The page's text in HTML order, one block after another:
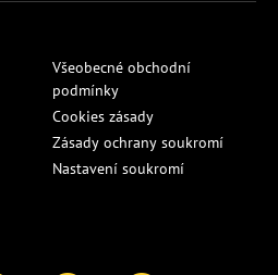
Všeobecné obchodní
podmínky
Cookies zásady
Zásady ochrany soukromí
Nastavení soukromí